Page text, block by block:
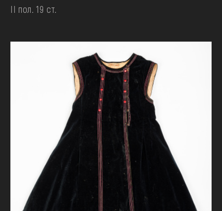
II пол. 19 ст.